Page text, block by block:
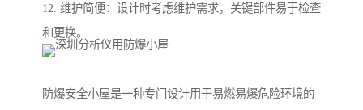
12. 维护简便：设计时考虑维护需求，关键部件易于检查
和更换。
防爆安全小屋是一种专门设计用于易燃易爆危险环境的